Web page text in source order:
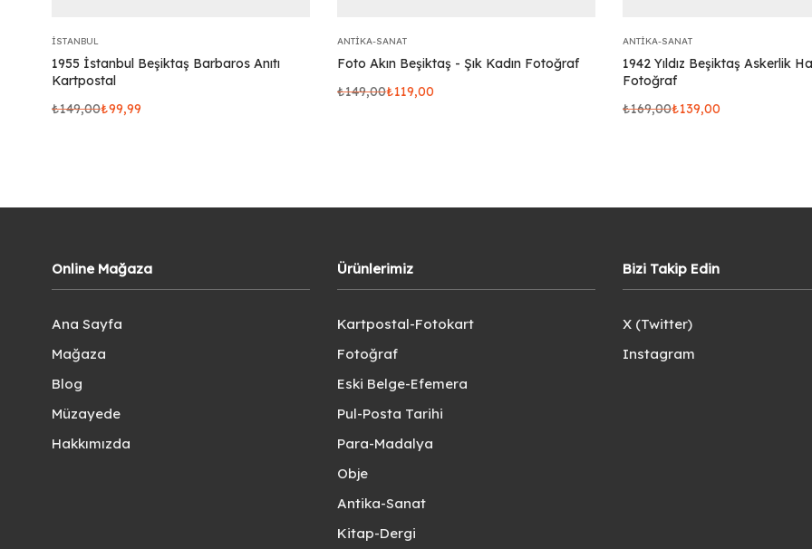
İSTANBUL
1955 İstanbul Beşiktaş Barbaros Anıtı
Kartpostal
₺149,00₺99,99
ANTIKA-SANAT
Foto Akın Beşiktaş - Şık Kadın Fotoğraf
₺149,00₺119,00
ANTIKA-SANAT
1942 Yıldız Beşiktaş Askerlik
Fotoğraf
₺169,00₺139,00
Online Mağaza
Ana Sayfa
Mağaza
Blog
Müzayede
Hakkımızda
Ürünlerimiz
Kartpostal-Fotokart
Fotoğraf
Eski Belge-Efemera
Pul-Posta Tarihi
Para-Madalya
Obje
Antika-Sanat
Kitap-Dergi
Bizi Takip Edin
X (Twitter)
Instagram